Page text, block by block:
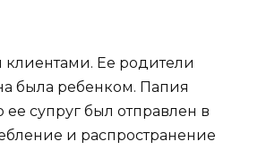
клиентами. Ее родители
была ребенком. Папия
супруг был отправлен в
и распространение